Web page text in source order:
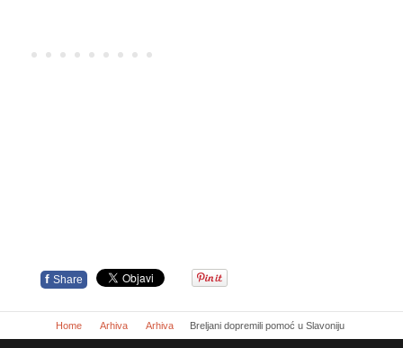
f Share
Home Arhiva Arhiva Breljani dopremili pomoć u Slavoniju